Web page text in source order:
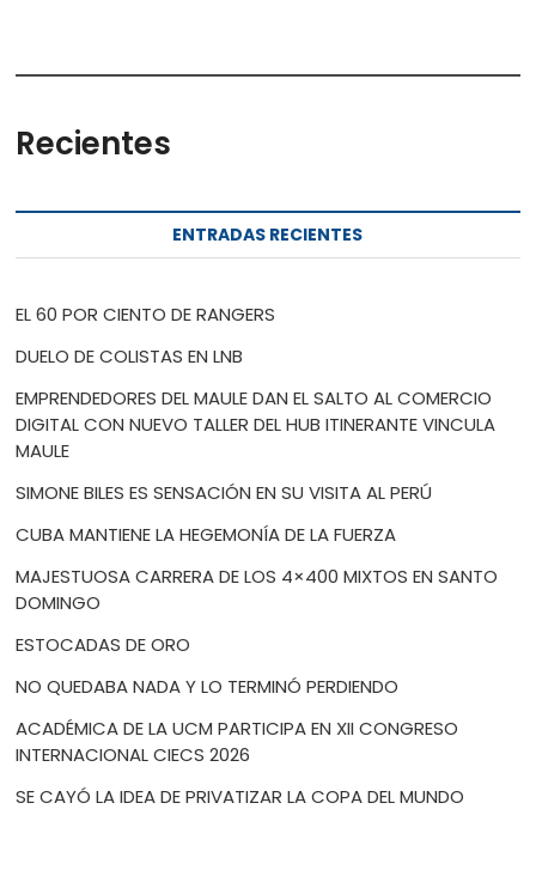
Recientes
ENTRADAS RECIENTES
EL 60 POR CIENTO DE RANGERS
DUELO DE COLISTAS EN LNB
EMPRENDEDORES DEL MAULE DAN EL SALTO AL COMERCIO
DIGITAL CON NUEVO TALLER DEL HUB ITINERANTE VINCULA
MAULE
SIMONE BILES ES SENSACIÓN EN SU VISITA AL PERÚ
CUBA MANTIENE LA HEGEMONÍA DE LA FUERZA
MAJESTUOSA CARRERA DE LOS 4×400 MIXTOS EN SANTO
DOMINGO
ESTOCADAS DE ORO
NO QUEDABA NADA Y LO TERMINÓ PERDIENDO
ACADÉMICA DE LA UCM PARTICIPA EN XII CONGRESO
INTERNACIONAL CIECS 2026
SE CAYÓ LA IDEA DE PRIVATIZAR LA COPA DEL MUNDO